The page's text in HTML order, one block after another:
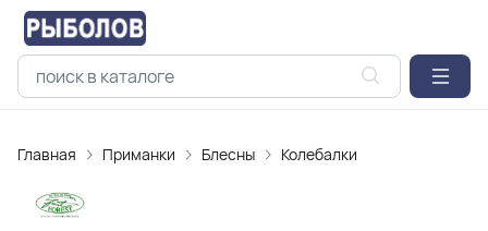
Главная Приманки Блесны Колебалки